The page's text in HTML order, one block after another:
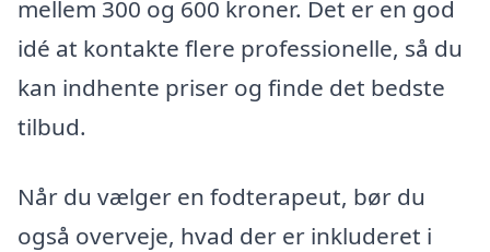
mellem 300 og 600 kroner. Det er en god
idé at kontakte flere professionelle, så du
kan indhente priser og finde det bedste
tilbud.
Når du vælger en fodterapeut, bør du
også overveje, hvad der er inkluderet i